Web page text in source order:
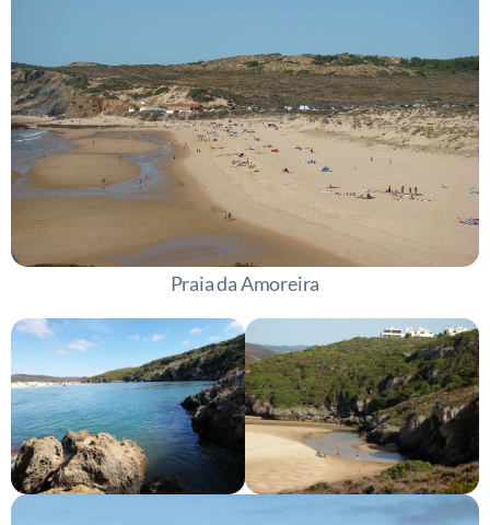
Praia da Amoreira